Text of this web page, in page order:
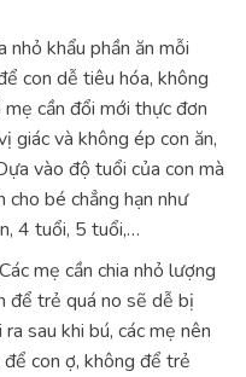
nhỏ khẩu phần ăn mỗi
con dễ tiêu hóa, không
cần đổi mới thực đơn
giác và không ép con ăn,
vào độ tuổi của con mà
bé chẳng hạn như
4 tuổi, 5 tuổi,…
Các mẹ cần chia nhỏ lượng
để trẻ quá no sẽ dễ bị
sau khi bú, các mẹ nên
con ợ, không để trẻ